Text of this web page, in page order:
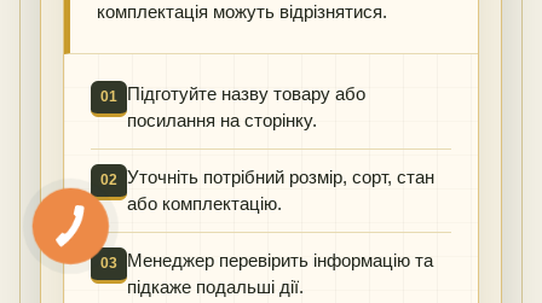
комплектація можуть відрізнятися.
01
Підготуйте назву товару або
посилання на сторінку.
02 Уточніть потрібний розмір, сорт, стан
або комплектацію.
03
Менеджер перевірить інформацію та
підкаже подальші дії.